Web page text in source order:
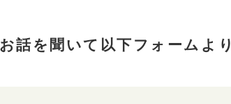
お話を聞いて以下フォームより